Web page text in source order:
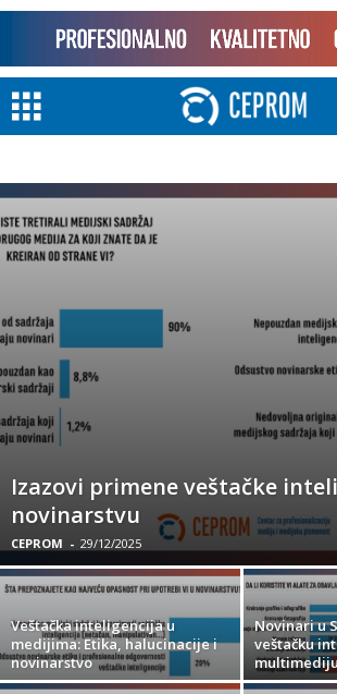
Izazovi primene veštačke
novinarstvu
CEPROM - 29/12/2025
Veštačka inteligencija u
medijima: Etika, halucinacije i
novinarstvo
Novinari u
veštačku